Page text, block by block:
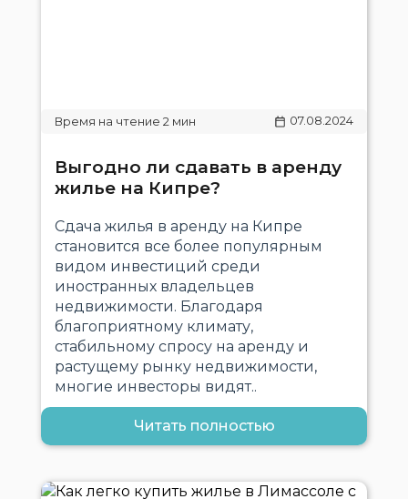
07.08.2024
Выгодно ли сдавать в аренду
жилье на Кипре?
Сдача жилья в аренду на Кипре
становится все более популярным
видом инвестиций среди
иностранных владельцев
недвижимости. Благодаря
благоприятному климату,
стабильному спросу на аренду и
растущему рынку недвижимости,
многие инвесторы видят..
Читать полностью